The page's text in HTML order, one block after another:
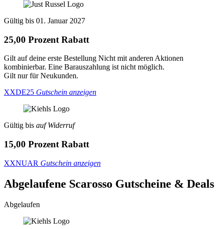
Gültig bis 01. Januar 2027
25,00 Prozent Rabatt
Gilt auf deine erste Bestellung Nicht mit anderen Aktionen
kombinierbar. Eine Barauszahlung ist nicht möglich.
Gilt nur für Neukunden.
XXDE25 Gutschein anzeigen
Gültig bis auf Widerruf
15,00 Prozent Rabatt
XXNUAR Gutschein anzeigen
Abgelaufene Scarosso Gutscheine & Deals
Abgelaufen